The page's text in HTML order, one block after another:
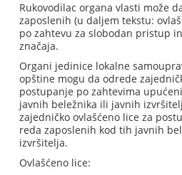
Rukovodilac organa vlasti može
zaposlenih (u daljem tekstu:
po zahtevu za slobodan pristup
značaja.
Organi jedinice lokalne
opštine mogu da odrede
postupanje po zahtevima
javnih beležnika ili javnih
zajedničko ovlašćeno lice za
reda zaposlenih kod tih javnih
izvršitelja.
Ovlašćeno lice: